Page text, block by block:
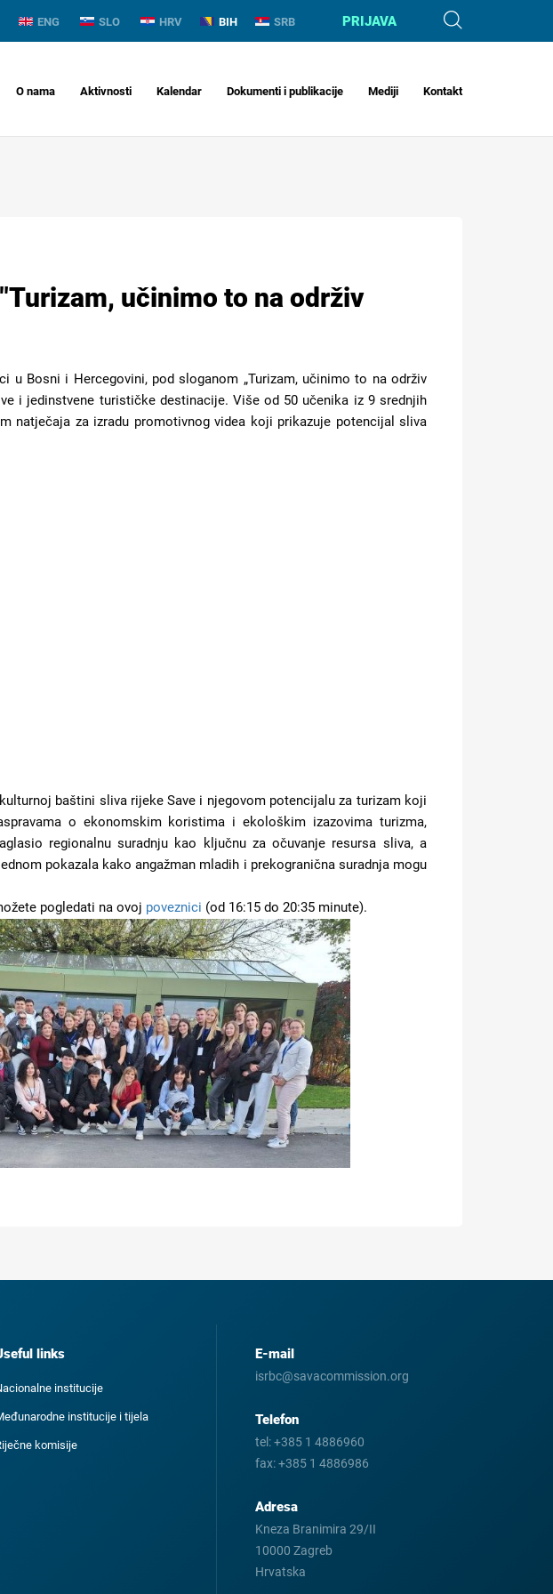
ENG SLO HRV BIH SRB PRIJAVA
O nama Aktivnosti Kalendar Dokumenti i publikacije Mediji Kontakt
učinimo to na održiv
u Bosni i Hercegovini, pod sloganom „Turizam, učinimo to na održiv
i jedinstvene turističke destinacije. Više od 50 učenika iz 9 srednjih
natječaja za izradu promotivnog videa koji prikazuje potencijal sliva
baštini sliva rijeke Save i njegovom potencijalu za turizam koji
o ekonomskim koristima i ekološkim izazovima turizma,
regionalnu suradnju kao ključnu za očuvanje resursa sliva, a
pokazala kako angažman mladih i prekogranična suradnja mogu
pogledati na ovoj poveznici (od 16:15 do 20:35 minute).
links
institucije
institucije i tijela
komisije
E-mail
isrbc@savacommission.org
Telefon
tel:+385 1 4886960
fax:+385 1 4886986
Adresa
Kneza Branimira 29/II
10000 Zagreb
Hrvatska